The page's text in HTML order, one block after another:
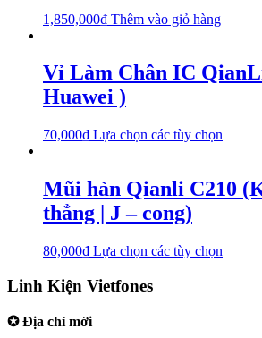
1,850,000₫ Thêm vào giỏ hàng
Vỉ Làm Chân IC
Huawei )
70,000₫ Lựa chọn các tùy chọn
Mũi hàn Qianli C210
thẳng | J – cong)
80,000₫ Lựa chọn các tùy chọn
Linh Kiện Vietfones
✪ Địa chỉ mới